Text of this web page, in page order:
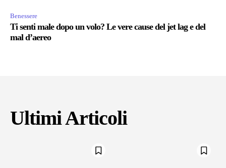
Benessere
Ti senti male dopo un volo? Le vere cause del jet lag e del
mal d’aereo
Ultimi Articoli